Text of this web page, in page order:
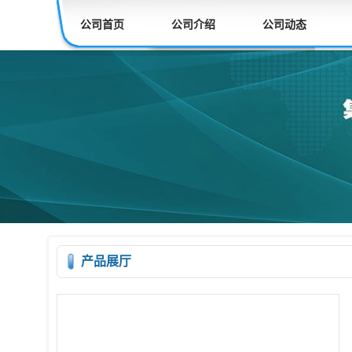
公司首页 公司介绍 公司动态
产品展厅